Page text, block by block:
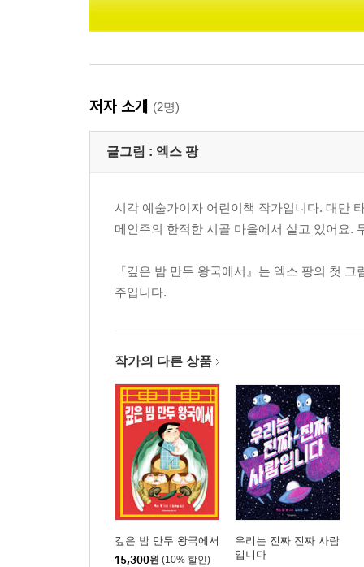
저자 소개 (2명)
글그림 : 엑스 팡
시각 예술가이자 어린이책 작가입니다. 대만
메인주의 한적한 시골 마을에서 살고 있어요.
『깊은 밤 만두 왕국에서』는 엑스 팡의 첫
주입니다.
작가의 다른 상품
깊은 밤 만두 왕국에서
15,300원 (10% 할인)
우리는 진짜 진짜 사람
입니다